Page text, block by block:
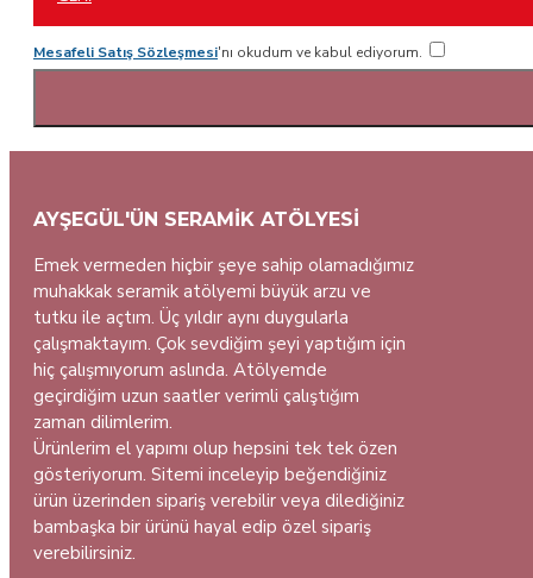
Mesafeli Satış Sözleşmesi'nı okudum ve kabul ediyorum.
AYŞEGÜL'ÜN SERAMIK ATÖLYESI
Emek vermeden hiçbir şeye sahip olamadığımız
muhakkak seramik atölyemi büyük arzu ve
tutku ile açtım. Üç yıldır aynı duygularla
çalışmaktayım. Çok sevdiğim şeyi yaptığım için
hiç çalışmıyorum aslında. Atölyemde
geçirdiğim uzun saatler verimli çalıştığım
zaman dilimlerim.
Ürünlerim el yapımı olup hepsini tek tek özen
gösteriyorum. Sitemi inceleyip beğendiğiniz
ürün üzerinden sipariş verebilir veya dilediğiniz
bambaşka bir ürünü hayal edip özel sipariş
verebilirsiniz.